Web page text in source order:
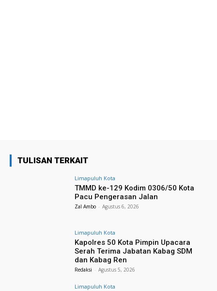
TULISAN TERKAIT
Limapuluh Kota
TMMD ke-129 Kodim 0306/50 Kota
Pacu Pengerasan Jalan
Zal Ambo - Agustus 6, 2026
Limapuluh Kota
Kapolres 50 Kota Pimpin Upacara
Serah Terima Jabatan Kabag SDM
dan Kabag Ren
Redaksi - Agustus 5, 2026
Limapuluh Kota